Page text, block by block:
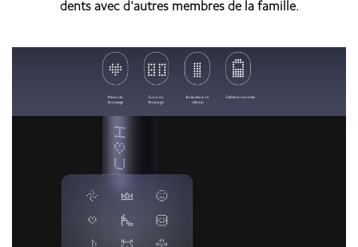
dents avec d'autres membres de la famille.